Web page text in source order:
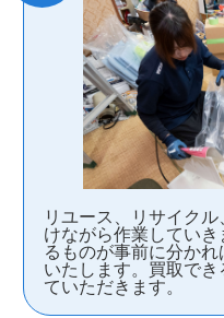
リユース、リサイク
けながら作業してい
るものが事前に分か
いたします。買取で
ていただきます。